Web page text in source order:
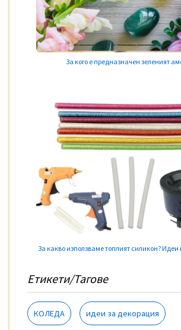
За кого е предназначен зеленият
За какво използваме топлият силикон? Идеи
Етикети/Тагове
КОЛЕДА идеи за декорация